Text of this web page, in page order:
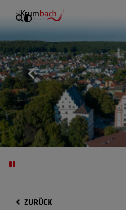
ZURÜCK